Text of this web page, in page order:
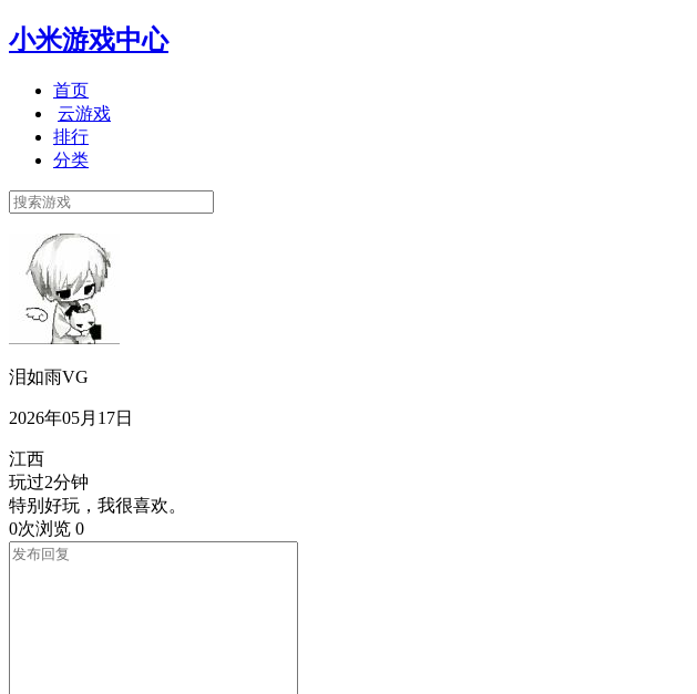
小米游戏中心
首页
云游戏
排行
分类
泪如雨VG
2026年05月17日
江西
玩过2分钟
特别好玩，我很喜欢。
0次浏览 0